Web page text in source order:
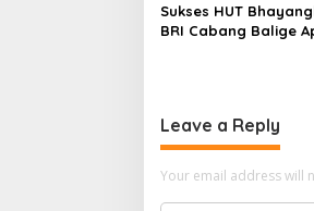
Sukses HUT
BRI Cabang Balige
Leave a Reply
Your email address will